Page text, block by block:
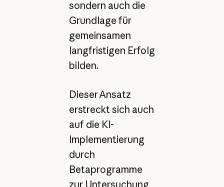
sondern auch die
Grundlage für
gemeinsamen
langfristigen Erfolg
bilden.
Dieser Ansatz
erstreckt sich auch
auf die KI-
Implementierung
durch
Betaprogramme